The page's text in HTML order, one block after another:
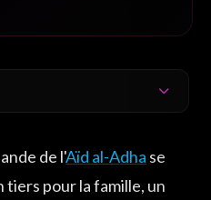
?
de l'Aïd al-Adha se
tiers pour la famille, un